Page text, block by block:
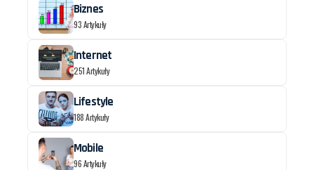
Biznes
93 Artykuły
Internet
251 Artykuły
Lifestyle
188 Artykuły
Mobile
96 Artykuły